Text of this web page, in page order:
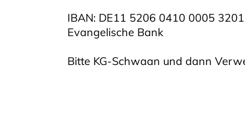
IBAN: DE11 5206 0410 0005
Evangelische Bank
Bitte KG-Schwaan und dann